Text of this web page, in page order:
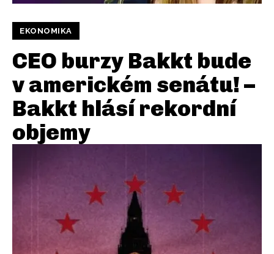
EKONOMIKA
CEO burzy Bakkt bude
v americkém senátu! –
Bakkt hlásí rekordní
objemy